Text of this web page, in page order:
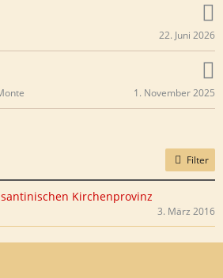
22. Juni 2026
1. November 2025
Filter
Kirchenprovinz
3. März 2016